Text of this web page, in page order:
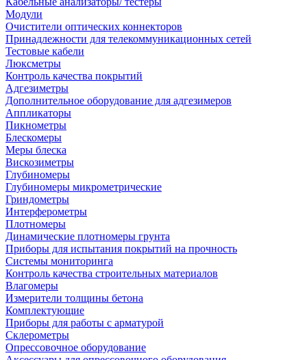
Модули
Очистители оптических коннекторов
Принадлежности для телекоммуникационных сетей
Тестовые кабели
Люксметры
Контроль качества покрытий
Адгезиметры
Дополнительное оборудование для адгезимеров
Аппликаторы
Пикнометры
Блескомеры
Меры блеска
Вискозиметры
Глубиномеры
Глубиномеры микрометрические
Гриндометры
Интерферометры
Плотномеры
Динамические плотномеры грунта
Приборы для испытания покрытий на прочность
Системы мониторинга
Контроль качества строительных материалов
Влагомеры
Измерители толщины бетона
Комплектующие
Приборы для работы с арматурой
Склерометры
Опрессовочное оборудование